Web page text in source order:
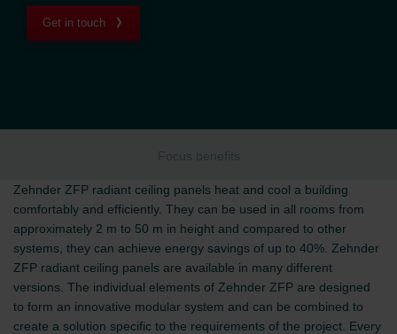
Get in touch
Focus benefits
Zehnder ZFP radiant ceiling panels heat and cool a building
comfortably and efficiently. They can be used in all rooms from
approximately 2 m to 50 m in height and compared to other
systems, they can achieve energy savings of up to 40%. Zehnder
ZFP radiant ceiling panels are available in many different
versions. The individual elements of Zehnder ZFP are designed
to form an innovative modular system and can be combined to
create a solution specific to the requirements of the project. Every